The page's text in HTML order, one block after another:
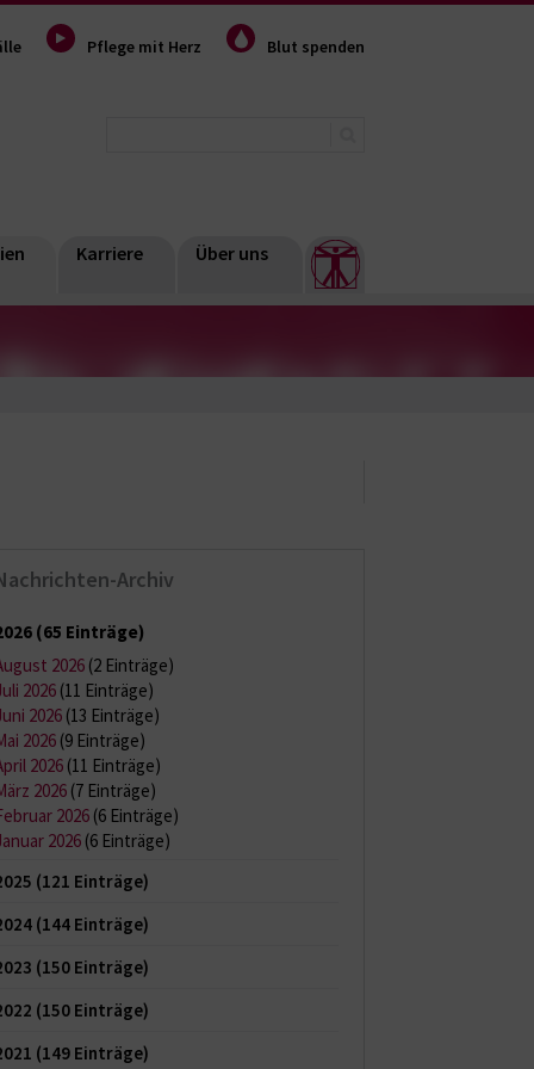
Pflege mit Herz Blut spenden
Karriere Über uns
Archiv
(65 Einträge)
2026 (2 Einträge)
2026 (11 Einträge)
2026 (13 Einträge)
2026 (9 Einträge)
2026 (11 Einträge)
2026 (7 Einträge)
2026 (6 Einträge)
2026 (6 Einträge)
(121 Einträge)
(144 Einträge)
(150 Einträge)
(150 Einträge)
(149 Einträge)